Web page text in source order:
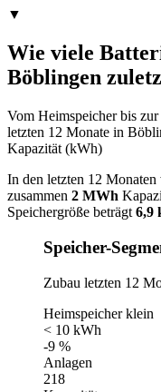
▼
Wie viele
Böblingen
Vom Heimspeicher bis
letzten 12 Monate in
Kapazität (kWh)
In den letzten 12
zusammen 2 MWh
Speichergröße beträgt 6,9
Speicher-
Zubau letzten 12
Heimspeicher klein
< 10 kWh
-9 %
Anlagen
218